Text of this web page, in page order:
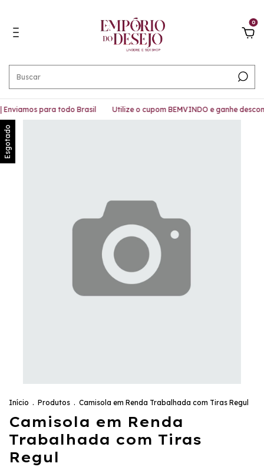
0
para todo Brasil Utilize o cupom BEMVINDO e ganhe
Esgotado
Início . Produtos . Camisola em Renda Trabalhada com Tiras Regul
Camisola em Renda
Trabalhada com Tiras
Regul